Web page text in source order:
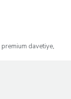
premium davetiye,